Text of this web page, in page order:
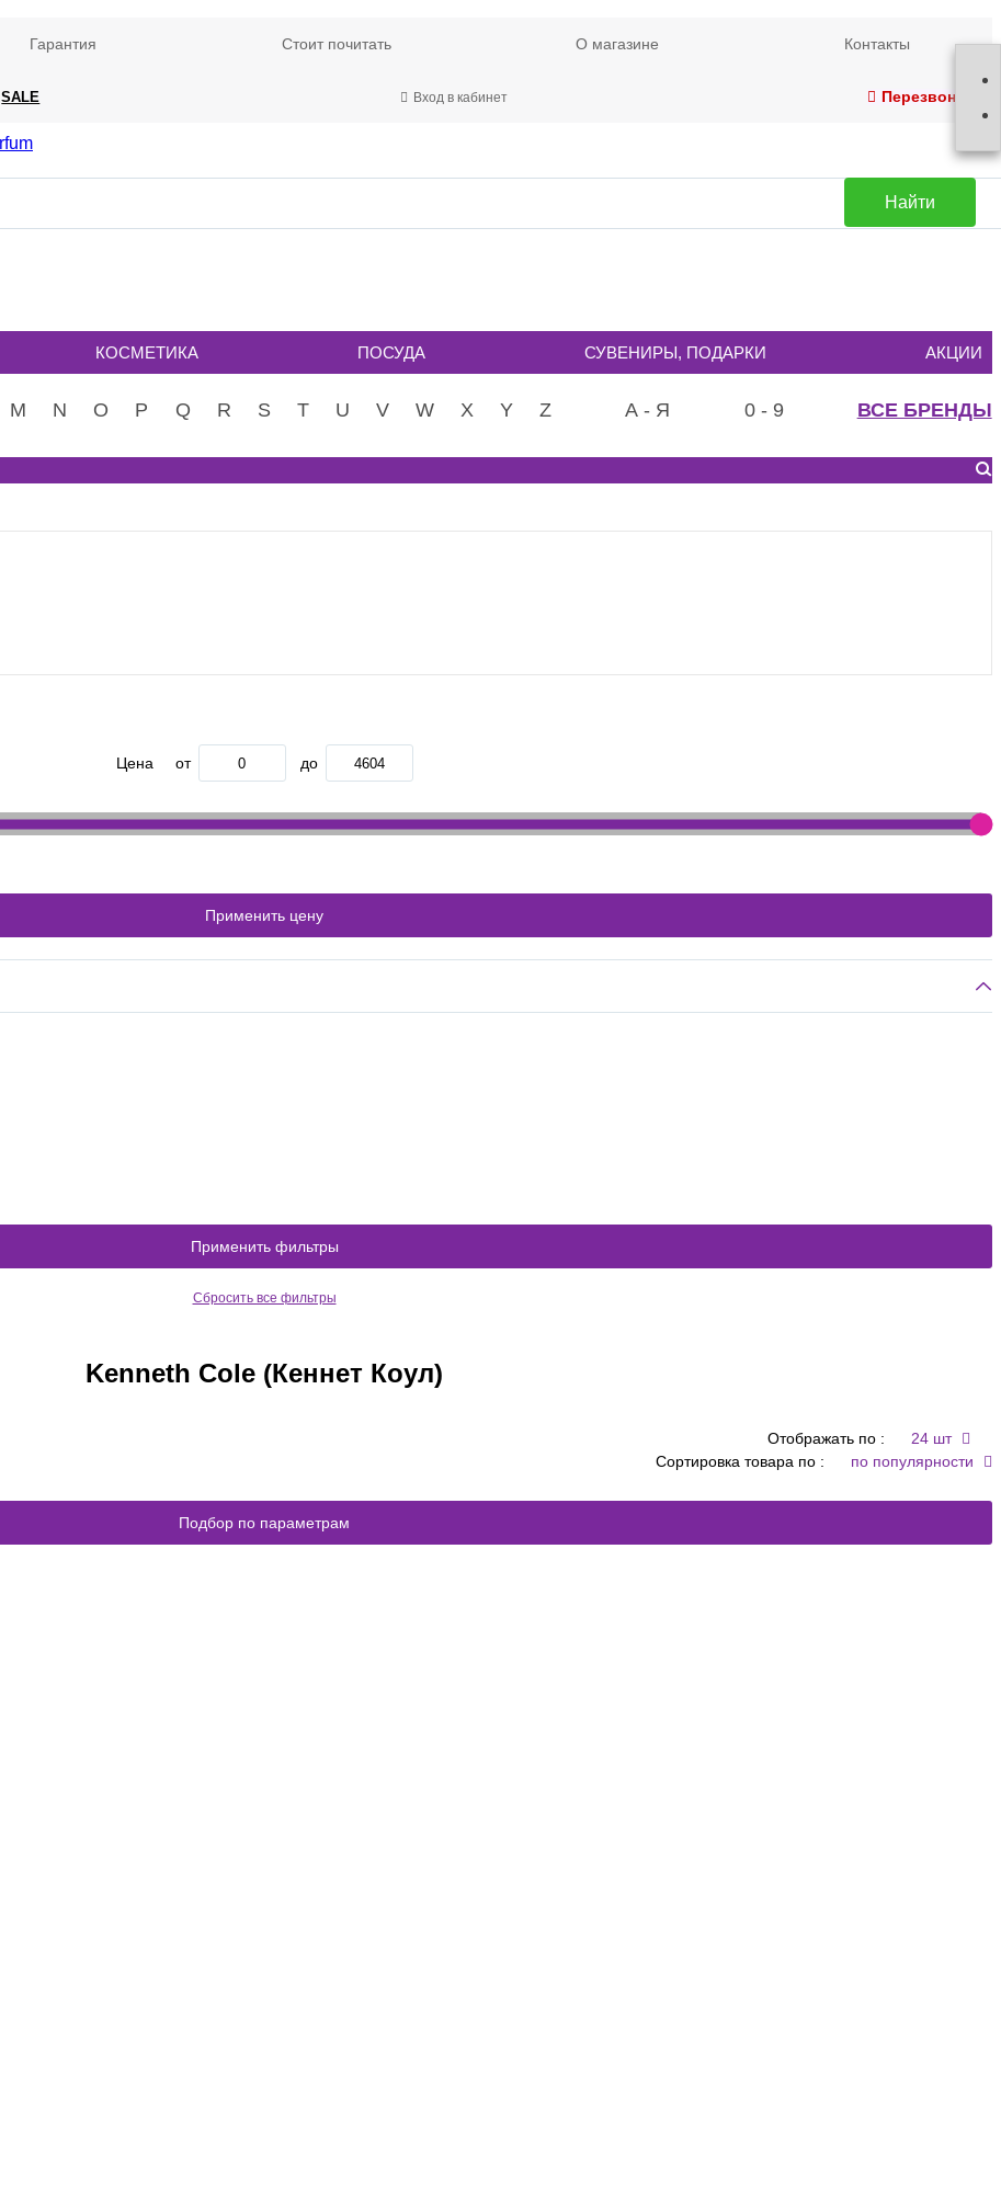
Гарантия Стоит почитать О магазине Контакты
SALE Вход в кабинет Перезвонить
Найти
КОСМЕТИКА ПОСУДА СУВЕНИРЫ, ПОДАРКИ АКЦИИ
M N O P Q R S T U V W X Y Z А - Я 0 - 9 ВСЕ БРЕНДЫ
Цена от до
Применить цену
Применить фильтры
Сбросить все фильтры
Kenneth Cole (Кеннет Коул)
Отображать по :
24 шт
Сортировка товара по :
по популярности
Подбор по параметрам